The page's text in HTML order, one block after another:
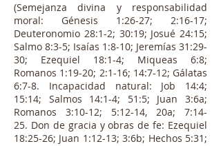
(Semejanza divina y responsabilidad
moral: Génesis 1:26-27; 2:16-17;
Deuteronomio 28:1-2; 30:19; Josué 24:15;
Salmo 8:3-5; Isaías 1:8-10; Jeremías 31:29-
30; Ezequiel 18:1-4; Miqueas 6:8;
Romanos 1:19-20; 2:1-16; 14:7-12; Gálatas
6:7-8. Incapacidad natural: Job 14:4;
15:14; Salmos 14:1-4; 51:5; Juan 3:6a;
Romanos 3:10-12; 5:12-14, 20a; 7:14-
25. Don de gracia y obras de fe: Ezequiel
18:25-26; Juan 1:12-13; 3:6b; Hechos 5:31;